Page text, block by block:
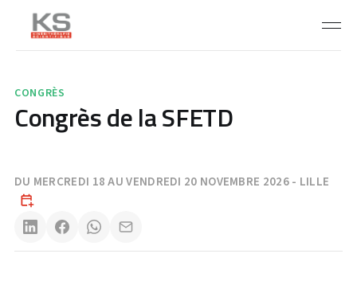
CONGRÈS
Congrès de la SFETD
DU MERCREDI 18 AU VENDREDI 20 NOVEMBRE 2026 - LILLE